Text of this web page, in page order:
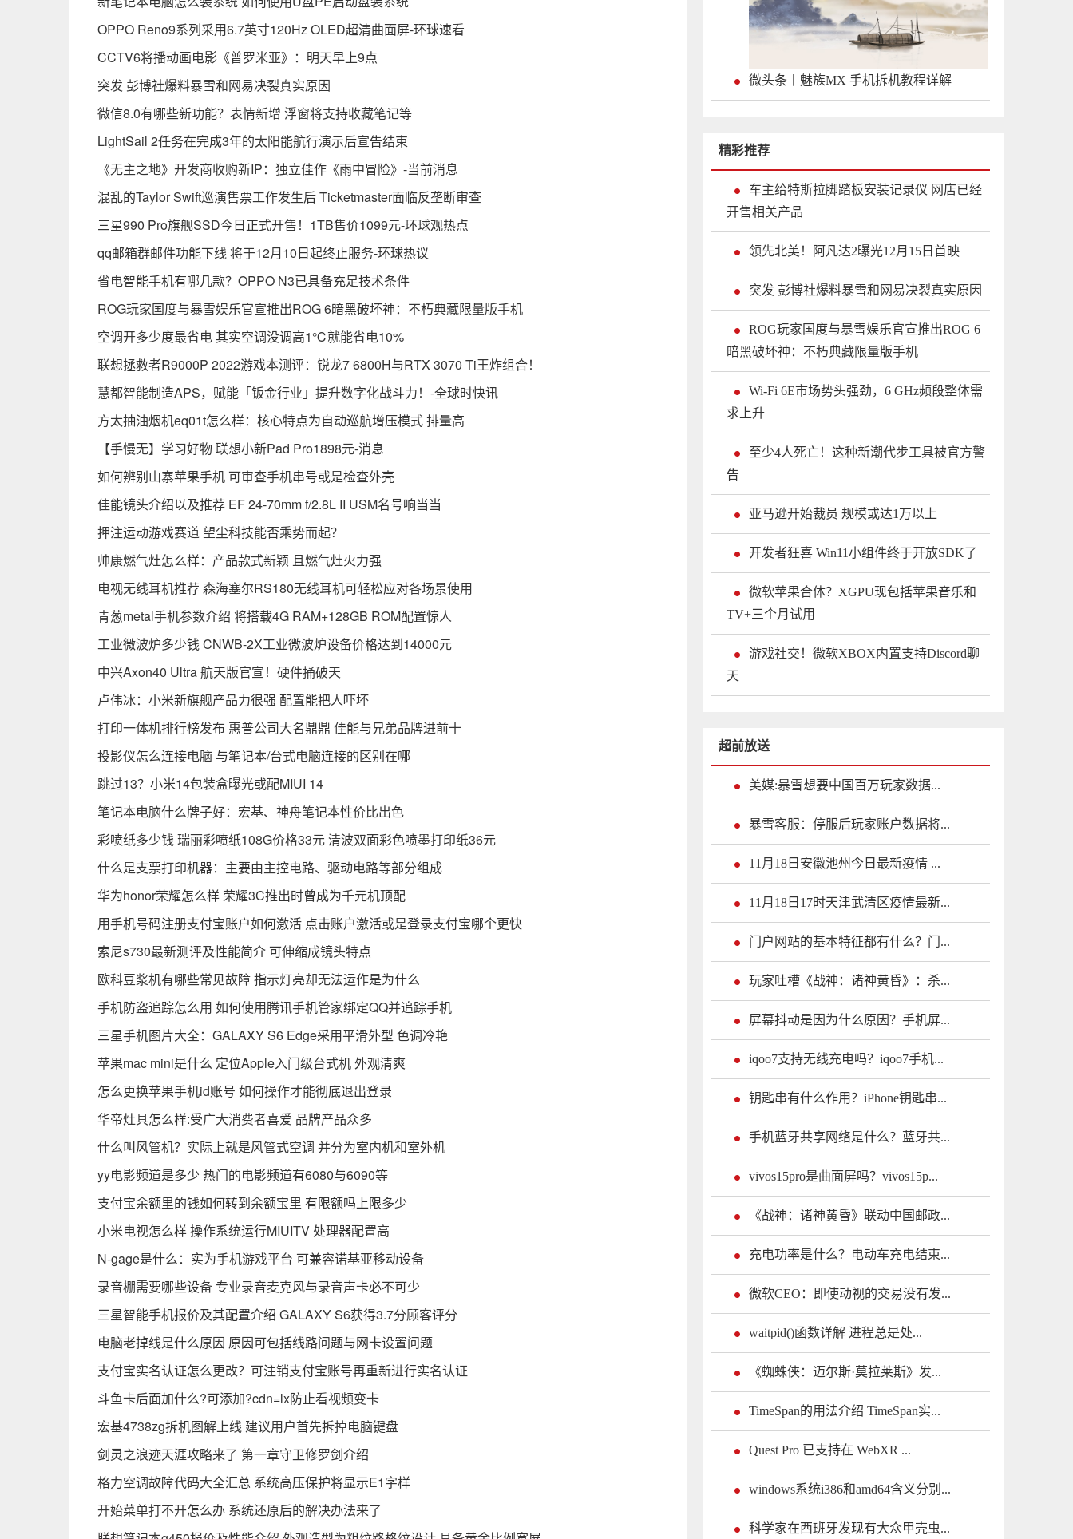
OPPO Reno9系列采用6.7英寸120Hz OLED超清曲面屏-环球速看
CCTV6将播动画电影《普罗米亚》：明天早上9点
突发 彭博社爆料暴雪和网易决裂真实原因
微信8.0有哪些新功能？表情新增 浮窗将支持收藏笔记等
LightSail 2任务在完成3年的太阳能航行演示后宣告结束
《无主之地》开发商收购新IP：独立佳作《雨中冒险》-当前消息
混乱的Taylor Swift巡演售票工作发生后 Ticketmaster面临反垄断审查
三星990 Pro旗舰SSD今日正式开售！1TB售价1099元-环球观热点
qq邮箱群邮件功能下线 将于12月10日起终止服务-环球热议
省电智能手机有哪几款？OPPO N3已具备充足技术条件
ROG玩家国度与暴雪娱乐官宣推出ROG 6暗黑破坏神：不朽典藏限量版手机
空调开多少度最省电 其实空调没调高1℃就能省电10%
联想拯救者R9000P 2022游戏本测评：锐龙7 6800H与RTX 3070 Ti王炸组合！
慧都智能制造APS，赋能「钣金行业」提升数字化战斗力！-全球时快讯
方太抽油烟机eq01t怎么样：核心特点为自动巡航增压模式 排量高
【手慢无】学习好物 联想小新Pad Pro1898元-消息
如何辨别山寨苹果手机 可审查手机串号或是检查外壳
佳能镜头介绍以及推荐 EF 24-70mm f/2.8L II USM名号响当当
押注运动游戏赛道 望尘科技能否乘势而起？
帅康燃气灶怎么样：产品款式新颖 且燃气灶火力强
电视无线耳机推荐 森海塞尔RS180无线耳机可轻松应对各场景使用
青葱metal手机参数介绍 将搭载4G RAM+128GB ROM配置惊人
工业微波炉多少钱 CNWB-2X工业微波炉设备价格达到14000元
中兴Axon40 Ultra 航天版官宣！硬件捅破天
卢伟冰：小米新旗舰产品力很强 配置能把人吓坏
打印一体机排行榜发布 惠普公司大名鼎鼎 佳能与兄弟品牌进前十
投影仪怎么连接电脑 与笔记本/台式电脑连接的区别在哪
跳过13？小米14包装盒曝光或配MIUI 14
笔记本电脑什么牌子好：宏基、神舟笔记本性价比出色
彩喷纸多少钱 瑞丽彩喷纸108G价格33元 清波双面彩色喷墨打印纸36元
什么是支票打印机器：主要由主控电路、驱动电路等部分组成
华为honor荣耀怎么样 荣耀3C推出时曾成为千元机顶配
用手机号码注册支付宝账户如何激活 点击账户激活或是登录支付宝哪个更快
索尼s730最新测评及性能简介 可伸缩成镜头特点
欧科豆浆机有哪些常见故障 指示灯亮却无法运作是为什么
手机防盗追踪怎么用 如何使用腾讯手机管家绑定QQ并追踪手机
三星手机图片大全：GALAXY S6 Edge采用平滑外型 色调冷艳
苹果mac mini是什么 定位Apple入门级台式机 外观清爽
怎么更换苹果手机id账号 如何操作才能彻底退出登录
华帝灶具怎么样:受广大消费者喜爱 品牌产品众多
什么叫风管机？实际上就是风管式空调 并分为室内机和室外机
yy电影频道是多少 热门的电影频道有6080与6090等
支付宝余额里的钱如何转到余额宝里 有限额吗上限多少
小米电视怎么样 操作系统运行MIUITV 处理器配置高
N-gage是什么：实为手机游戏平台 可兼容诺基亚移动设备
录音棚需要哪些设备 专业录音麦克风与录音声卡必不可少
三星智能手机报价及其配置介绍 GALAXY S6获得3.7分顾客评分
电脑老掉线是什么原因 原因可包括线路问题与网卡设置问题
支付宝实名认证怎么更改？可注销支付宝账号再重新进行实名认证
斗鱼卡后面加什么?可添加?cdn=lx防止看视频变卡
宏基4738zg拆机图解上线 建议用户首先拆掉电脑键盘
剑灵之浪迹天涯攻略来了 第一章守卫修罗剑介绍
格力空调故障代码大全汇总 系统高压保护将显示E1字样
开始菜单打不开怎么办 系统还原后的解决办法来了
微头条丨魅族MX 手机拆机教程详解
精彩推荐
车主给特斯拉脚踏板安装记录仪 网店已经
开售相关产品
领先北美！阿凡达2曝光12月15日首映
突发 彭博社爆料暴雪和网易决裂真实原因
ROG玩家国度与暴雪娱乐官宣推出ROG 6
暗黑破坏神：不朽典藏限量版手机
Wi-Fi 6E市场势头强劲，6 GHz频段整体需
求上升
至少4人死亡！这种新潮代步工具被官方警
告
亚马逊开始裁员 规模或达1万以上
开发者狂喜 Win11小组件终于开放SDK了
微软苹果合体？XGPU现包括苹果音乐和
TV+三个月试用
游戏社交！微软XBOX内置支持Discord聊
天
超前放送
美媒:暴雪想要中国百万玩家数据...
暴雪客服：停服后玩家账户数据将...
11月18日安徽池州今日最新疫情 ...
11月18日17时天津武清区疫情最新...
门户网站的基本特征都有什么？门...
玩家吐槽《战神：诸神黄昏》：杀...
屏幕抖动是因为什么原因？手机屏...
iqoo7支持无线充电吗？iqoo7手机...
钥匙串有什么作用？iPhone钥匙串...
手机蓝牙共享网络是什么？蓝牙共...
vivos15pro是曲面屏吗？vivos15p...
《战神：诸神黄昏》联动中国邮政...
充电功率是什么？电动车充电结束...
微软CEO：即使动视的交易没有发...
waitpid()函数详解 进程总是处...
《蜘蛛侠：迈尔斯·莫拉莱斯》发...
TimeSpan的用法介绍 TimeSpan实...
Quest Pro 已支持在 WebXR ...
windows系统i386和amd64含义分别...
科学家在西班牙发现有大众甲壳虫...